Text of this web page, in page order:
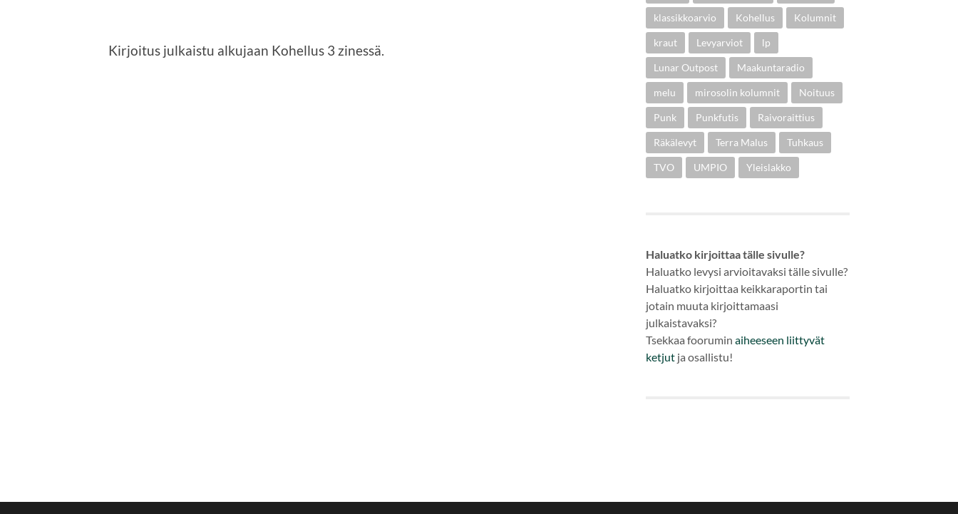
Kirjoitus julkaistu alkujaan Kohellus 3 zinessä.
klassikkoarvio Kohellus Kolumnit
kraut Levyarviot lp
Lunar Outpost Maakuntaradio
melu mirosolin kolumnit Noituus
Punk Punkfutis Raivoraittius
Räkälevyt Terra Malus Tuhkaus
TVO UMPIO Yleislakko
Haluatko kirjoittaa tälle sivulle?
Haluatko levysi arvioitavaksi tälle sivulle?
Haluatko kirjoittaa keikkaraportin tai
jotain muuta kirjoittamaasi
julkaistavaksi?
Tsekkaa foorumin aiheeseen liittyvät
ketjut ja osallistu!